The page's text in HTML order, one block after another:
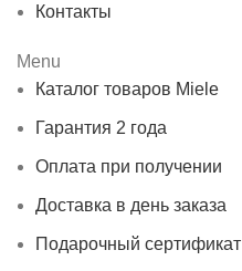
Контакты
Menu
Каталог товаров Miele
Гарантия 2 года
Оплата при получении
Доставка в день заказа
Подарочный сертификат